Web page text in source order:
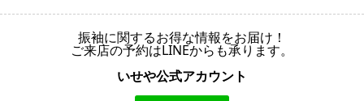
振袖に関するお得な情報をお届け！
ご来店の予約はLINEからも承ります。
いせや公式アカウント